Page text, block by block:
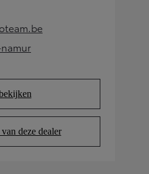
new tab)
new tab)
in new tab)
deze dealer
in new tab)